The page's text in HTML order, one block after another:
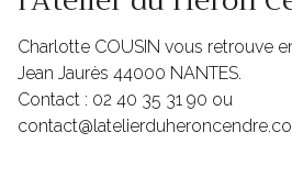
Charlotte COUSIN vous retrouve
Jean Jaurès 44000 NANTES.
Contact : 02 40 35 31 90 ou